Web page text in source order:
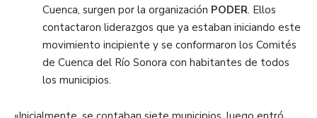
Cuenca, surgen por la organización PODER. Ellos
contactaron liderazgos que ya estaban iniciando este
movimiento incipiente y se conformaron los Comités
de Cuenca del Río Sonora con habitantes de todos
los municipios.